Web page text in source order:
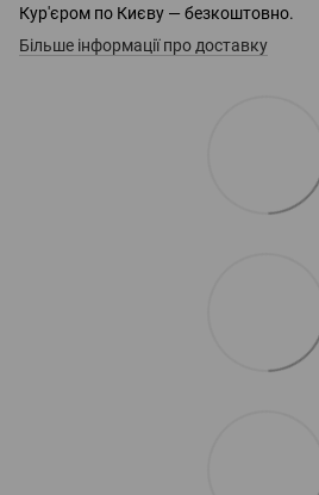
Кур'єром по Києву — безкоштовно.
Більше інформації про доставку